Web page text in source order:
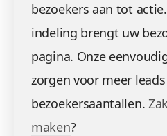
bezoekers aan tot
indeling brengt uw
pagina. Onze
zorgen voor meer
bezoekersaantallen.
maken?